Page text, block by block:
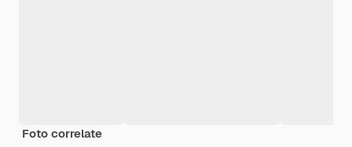
Foto correlate